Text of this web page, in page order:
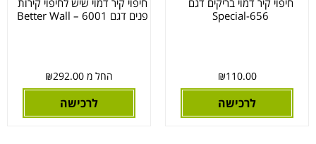
חיפוי קיר דמוי בריקים דגם
Special-656
₪110.00
לרכישה
חיפוי קיר דמוי שיש לחיפוי קירות
פנים דגם 6001 – Better Wall
החל מ ₪292.00
לרכישה